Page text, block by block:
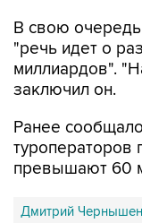
миллиардов".
заключил он.
Ранее
превышают 60
Дмитрий